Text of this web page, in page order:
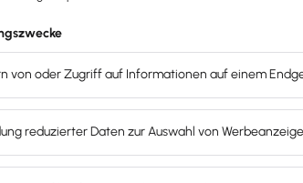
Entgelt des Arbeitnehmers ein. Es sollte
du an dieser Stelle im Rechner 0 ein.